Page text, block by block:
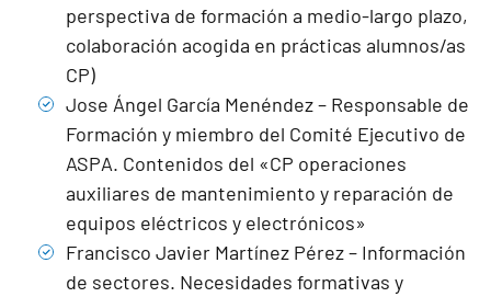
perspectiva de formación a medio-largo plazo,
colaboración acogida en prácticas alumnos/as
CP)
Jose Ángel García Menéndez – Responsable de
Formación y miembro del Comité Ejecutivo de
ASPA. Contenidos del «CP operaciones
auxiliares de mantenimiento y reparación de
equipos eléctricos y electrónicos»
Francisco Javier Martínez Pérez – Información
de sectores. Necesidades formativas y